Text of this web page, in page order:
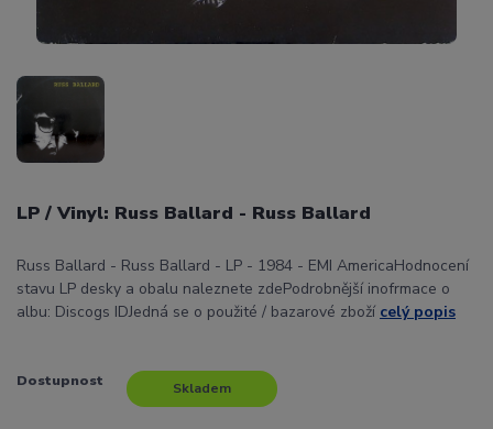
LP / Vinyl: Russ Ballard - Russ Ballard
Russ Ballard - Russ Ballard - LP - 1984 - EMI AmericaHodnocení
stavu LP desky a obalu naleznete zdePodrobnější inofrmace o
albu: Discogs IDJedná se o použité / bazarové zboží celý popis
Dostupnost Skladem